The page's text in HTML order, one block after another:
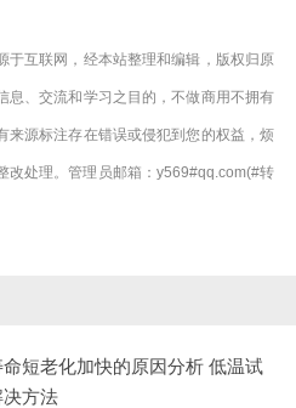
于互联网，经本站整理和编辑，版权归原
息、交流和学习之目的，不做商用不拥有
来源标注存在错误或侵犯到您的权益，烦
改处理。管理员邮箱：y569#qq.com(#转
短老化加快的原因分析 低温试
方法